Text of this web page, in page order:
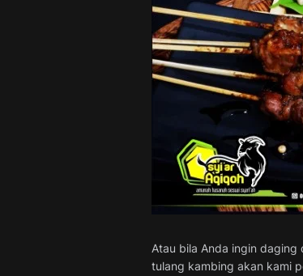
Atau bila Anda ingin
tulang kambing akan kami